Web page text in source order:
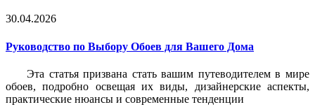
30.04.2026
Руководство по Выбору Обоев для Вашего Дома
Эта статья призвана стать вашим путеводителем в мире
обоев, подробно освещая их виды, дизайнерские аспекты,
практические нюансы и современные тенденции